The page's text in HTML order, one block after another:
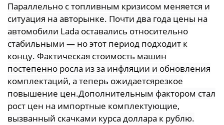
Параллельно с топливным кризисом меняется и
ситуация на авторынке. Почти два года цены на
автомобили Lada оставались относительно
стабильными — но этот период подходит к
концу. Фактическая стоимость машин
постепенно росла из за инфляции и обновления
комплектаций, а теперь ожидаетсярезкое
повышение цен.Дополнительным фактором стал
рост цен на импортные комплектующие,
вызванный скачками курса доллара к рублю.